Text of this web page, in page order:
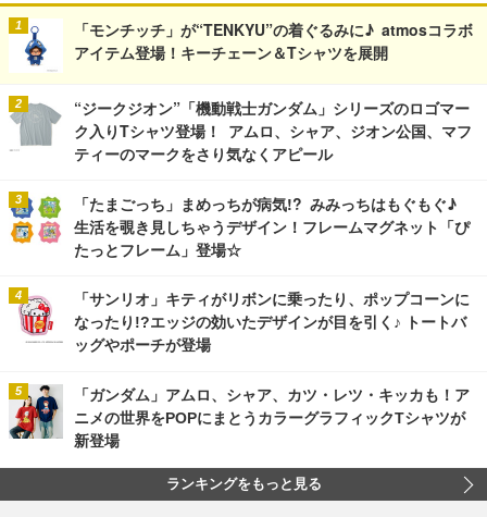
「モンチッチ」が“TENKYU”の着ぐるみに♪ atmosコラボ
アイテム登場！キーチェーン＆Tシャツを展開
“ジークジオン”「機動戦士ガンダム」シリーズのロゴマー
ク入りTシャツ登場！ アムロ、シャア、ジオン公国、マフ
ティーのマークをさり気なくアピール
「たまごっち」まめっちが病気!? みみっちはもぐもぐ♪
生活を覗き見しちゃうデザイン！フレームマグネット「ぴ
たっとフレーム」登場☆
「サンリオ」キティがリボンに乗ったり、ポップコーンに
なったり!?エッジの効いたデザインが目を引く♪ トートバ
ッグやポーチが登場
「ガンダム」アムロ、シャア、カツ・レツ・キッカも！ア
ニメの世界をPOPにまとうカラーグラフィックTシャツが
新登場
ランキングをもっと見る